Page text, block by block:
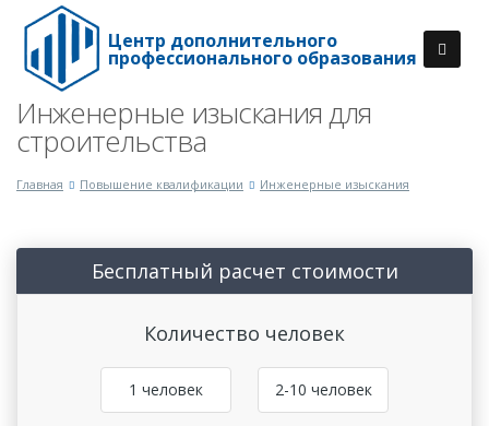
Центр дополнительного
профессионального образования
Инженерные изыскания для
строительства
Главная Повышение квалификации Инженерные изыскания
Бесплатный расчет стоимости
Количество человек
1 человек 2-10 человек